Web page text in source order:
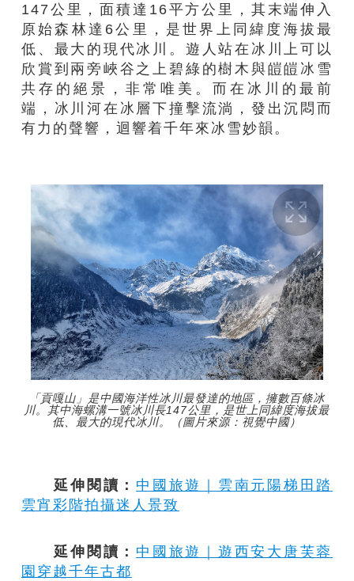
147公里，面積達16平方公里，其末端伸入
原始森林達6公里，是世界上同緯度海拔最
低、最大的現代冰川。遊人站在冰川上可以
欣賞到兩旁峽谷之上碧綠的樹木與皚皚冰雪
共存的絕景，非常唯美。而在冰川的最前
端，冰川河在冰層下撞擊流淌，發出沉悶而
有力的聲響，迴響着千年來冰雪妙韻。
「貢嘎山」是中國海洋性冰川最發達的地區，擁數百條冰
川。其中海螺溝一號冰川長147公里，是世上同緯度海拔最
低、最大的現代冰川。（圖片來源：視覺中國）
延伸閱讀： 中國旅遊｜雲南元陽梯田踏
雲宵彩階拍攝迷人景致
延伸閱讀： 中國旅遊｜遊西安大唐芙蓉
園穿越千年古都